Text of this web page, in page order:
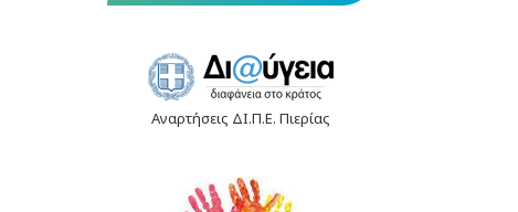
Αναρτήσεις ΔΙ.Π.Ε. Πιερίας